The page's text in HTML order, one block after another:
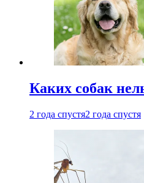
Каких собак
2 года спустя2 года спустя